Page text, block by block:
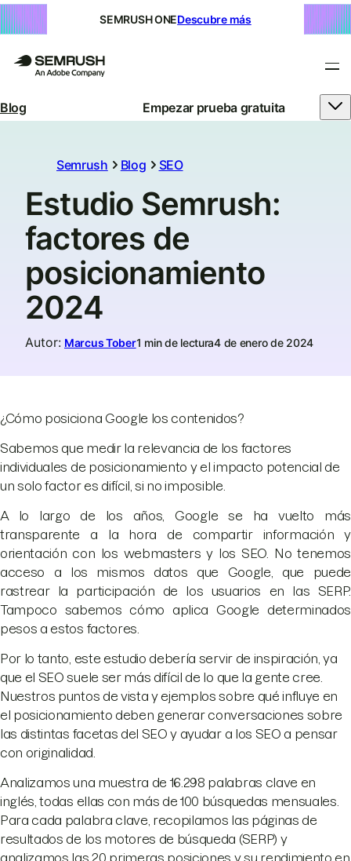
SEMRUSH ONEDescubre más
Blog Empezar prueba gratuita
Semrush Blog SEO
Estudio Semrush:
factores de
posicionamiento
2024
Autor: Marcus Tober1 min de lectura4 de enero de 2024
¿Cómo posiciona Google los contenidos?
Sabemos que medir la relevancia de los factores
individuales de posicionamiento y el impacto potencial de
un solo factor es difícil, si no imposible.
A lo largo de los años, Google se ha vuelto más
transparente a la hora de compartir información y
orientación con los webmasters y los SEO. No tenemos
acceso a los mismos datos que Google, que puede
rastrear la participación de los usuarios en las SERP.
Tampoco sabemos cómo aplica Google determinados
pesos a estos factores.
Por lo tanto, este estudio debería servir de inspiración, ya
que el SEO suele ser más difícil de lo que la gente cree.
Nuestros puntos de vista y ejemplos sobre qué influye en
el posicionamiento deben generar conversaciones sobre
las distintas facetas del SEO y ayudar a los SEO a pensar
con originalidad.
Analizamos una muestra de 16.298 palabras clave en
inglés, todas ellas con más de 100 búsquedas mensuales.
Para cada palabra clave, recopilamos las páginas de
resultados de los motores de búsqueda (SERP) y
analizamos las 20 primeras posiciones y su rendimiento en